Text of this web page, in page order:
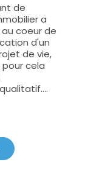
de
a
coeur de
d'un
de vie,
cela